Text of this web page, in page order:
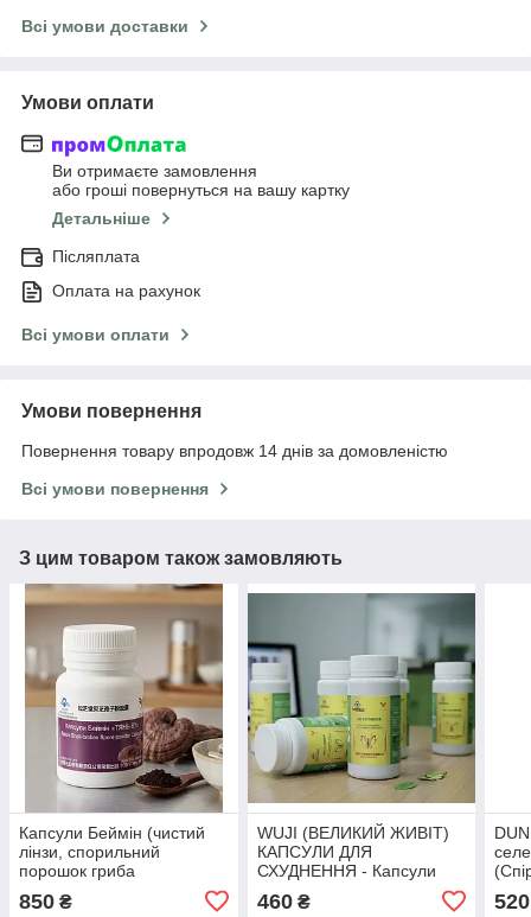
Всі умови доставки
Умови оплати
Ви отримаєте замовлення
або гроші повернуться на вашу картку
Детальніше
Післяплата
Оплата на рахунок
Всі умови оплати
Умови повернення
Повернення товару впродовж 14 днів за домовленістю
Всі умови повернення
З цим товаром також замовляють
Капсули Беймін (чистий
лінзи, спорильний
порошок гриба
капс по 0,5
850 ₴
WUJI (ВЕЛИКИЙ ЖИВІТ)
КАПСУЛИ ДЛЯ
СХУДНЕННЯ - Капсули
для схуднення Тянь Ву, 50
капс
460₴ 520